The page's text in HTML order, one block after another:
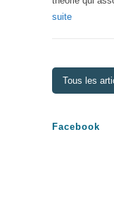
suite:
des
vaccins
Tous les
Facebook